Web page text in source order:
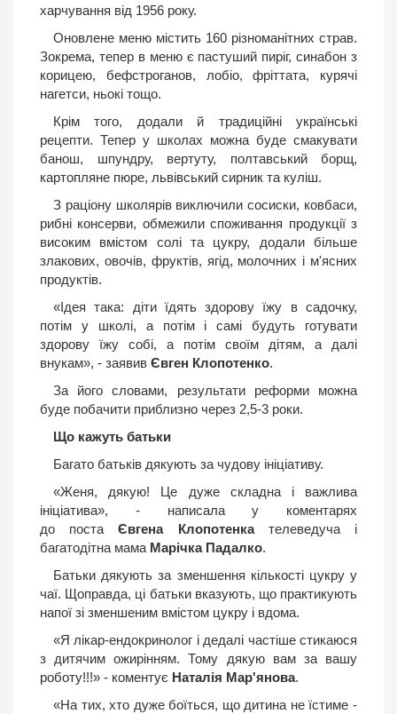
харчування від 1956 року.
Оновлене меню містить 160 різноманітних страв.
Зокрема, тепер в меню є пастуший пиріг, синабон з
корицею, бефстроганов, лобіо, фріттата, курячі
нагетси, ньокі тощо.
Крім того, додали й традиційні українські
рецепти. Тепер у школах можна буде смакувати
банош, шпундру, вертуту, полтавський борщ,
картопляне пюре, львівський сирник та куліш.
З раціону школярів виключили сосиски, ковбаси,
рибні консерви, обмежили споживання продукції з
високим вмістом солі та цукру, додали більше
злакових, овочів, фруктів, ягід, молочних і м'ясних
продуктів.
«Ідея така: діти їдять здорову їжу в садочку,
потім у школі, а потім і самі будуть готувати
здорову їжу собі, а потім своїм дітям, а далі
внукам», - заявив Євген Клопотенко.
За його словами, результати реформи можна
буде побачити приблизно через 2,5-3 роки.
Що кажуть батьки
Багато батьків дякують за чудову ініціативу.
«Женя, дякую! Це дуже складна і важлива
ініціатива», - написала у коментарях
до постаЄвгена Клопотенкателеведуча і
багатодітна мама Марічка Падалко.
Батьки дякують за зменшення кількості цукру у
чаї. Щоправда, ці батьки вказують, що практикують
напої зі зменшеним вмістом цукру і вдома.
«Я лікар-ендокринолог i дедалі частіше стикаюся
з дитячим ожирінням. Тому дякую вам за вашу
роботу!!!» - коментує Наталія Мар'янова.
«На тих, хто дуже боїться, що дитина не їстиме -